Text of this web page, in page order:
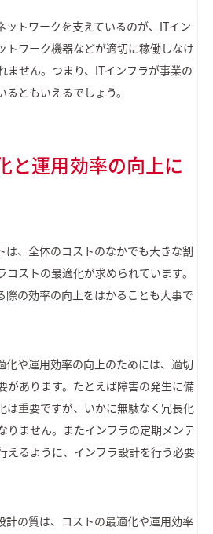
ットワークを支えているのが、ITイン
トワーク機器などが適切に稼働しなけ
ません。つまり、ITインフラが事業の
ともいえるでしょう。
と運用効率の向上に
は、全体のコストのなかでも大きな割
ストの最適化が求められています。
際の効率の向上をはかることも大事で
化や運用効率の向上のためには、適切
があります。たとえば障害の発生に備
は重要ですが、いかに無駄なく冗長化
りません。またインフラの定期メンテ
えるように、インフラ設計を行う必要
計の質は、コストの最適化や運用効率